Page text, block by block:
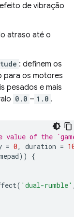
de vibração
atraso até o
: definem os
para os motores
pesados e mais
0.0 – 1.0 .
value of the
= 0, duration =
))
{
( 'dual-rumble'